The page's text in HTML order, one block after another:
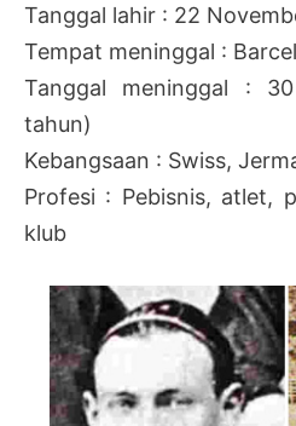
Tanggal lahir : 22
Tempat meninggal :
Tanggal meninggal :
tahun)
Kebangsaan : Swiss,
Profesi : Pebisnis, atlet,
klub